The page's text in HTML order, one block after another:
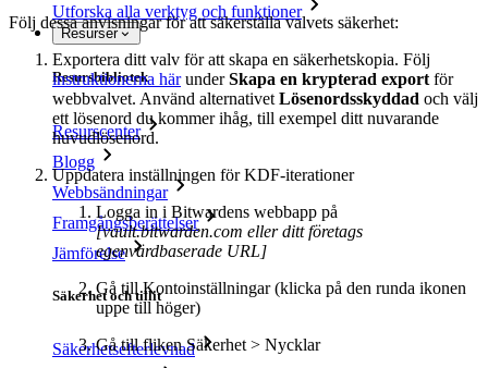
Utforska alla verktyg och funktioner
Resurser
Resursbibliotek
Resurscenter
Blogg
Webbsändningar
Framgångsberättelser
Jämförelse
Säkerhet och tillit
Säkerhetsefterlevnad
Följ dessa anvisningar för att säkerställa valvets säkerhet:
Exportera ditt valv för att skapa en säkerhetskopia. Följ
instruktionerna härunderSkapa en krypterad export för
webbvalvet. Använd alternativet Lösenordsskyddad och välj
ett lösenord du kommer ihåg, till exempel ditt nuvarande
huvudlösenord.
Uppdatera inställningen för KDF-iterationer
Logga in i Bitwardens webbapp på
[vault.bitwarden.com eller ditt företags
egenvärdbaserade URL]
Gå till Kontoinställningar (klicka på den runda ikonen
uppe till höger)
Gå till fliken Säkerhet > Nycklar